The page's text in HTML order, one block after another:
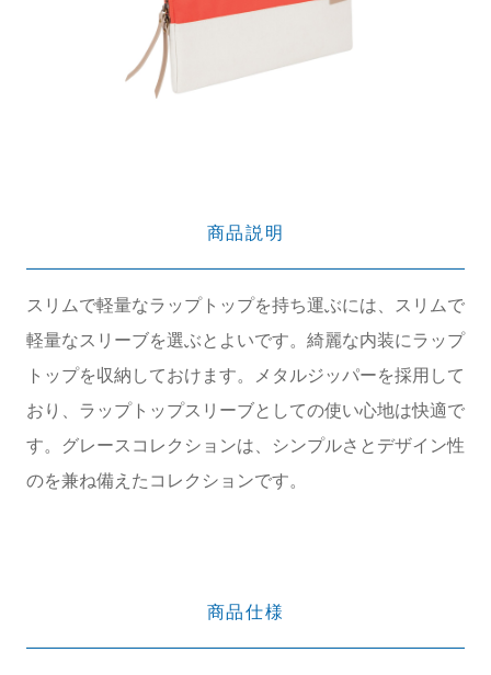
商品説明
スリムで軽量なラップトップを持ち運ぶには、スリムで
軽量なスリーブを選ぶとよいです。綺麗な内装にラップ
トップを収納しておけます。メタルジッパーを採用して
おり、ラップトップスリーブとしての使い心地は快適で
す。グレースコレクションは、シンプルさとデザイン性
のを兼ね備えたコレクションです。
商品仕様